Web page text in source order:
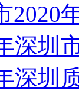
2020
深圳
深圳